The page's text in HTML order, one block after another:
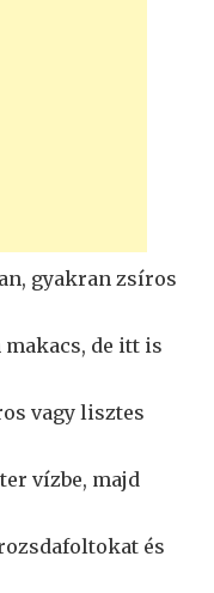
gyakran zsíros
makacs, de itt is
vagy lisztes
vízbe, majd
és